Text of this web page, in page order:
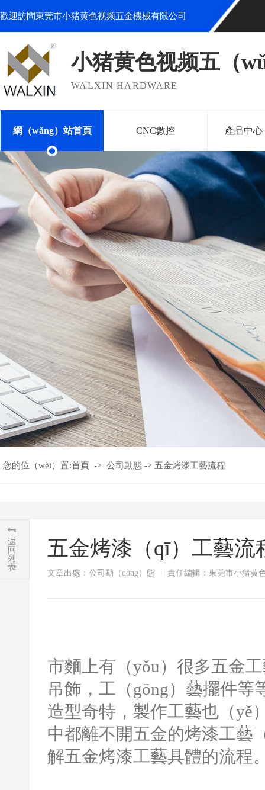
歡迎訪問東莞市小猪黄色视频五金機械有限公司
小猪黄色视频五（
WALXIN HARDWARE
網（wǎng）站首頁 CNC數控 產品中心
您的位（wèi）置:首頁 -> 公司動態 -> ​五金烤漆工藝流程
五金烤漆（qī）工藝流
文章出處：公司動（dòng）態 責任編輯：東莞市小猪黄
市麵上有（yǒu）很多五金
吊飾，工（gōng）藝擺件等
造型奇特，製作工藝也（yě
中都離不開五金的烤漆工藝
解五金烤漆工藝具體的流程